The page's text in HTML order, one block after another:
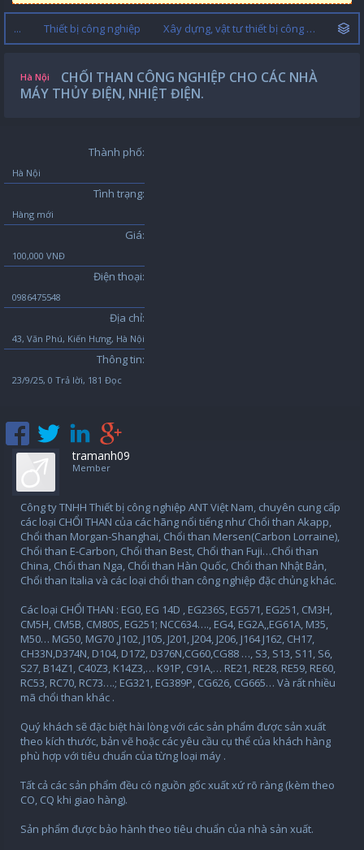
... Thiết bị công nghiệp Xây dựng, vật tư thiết bị công nghiệp
Hà Nội
CHỔI THAN CÔNG NGHIỆP CHO CÁC NHÀ
MÁY THỦY ĐIỆN, NHIỆT ĐIỆN.
Thành phố:
Hà Nội
Tình trạng:
Hàng mới
Giá:
100,000 VNĐ
Điện thoại:
0986475548
Địa chỉ:
43, Văn Phú, Kiến Hưng, Hà Nội
Thông tin:
23/9/25, 0 Trả lời, 181 Đọc
tramanh09
Member
Công ty TNHH Thiết bị công nghiệp ANT Việt Nam, chuyên cung cấp
các loại CHỔI THAN của các hãng nổi tiếng như Chổi than Akapp,
Chổi than Morgan-Shanghai, Chổi than Mersen(Carbon Lorraine),
Chổi than E-Carbon, Chổi than Best, Chổi than Fuji…Chổi than
China, Chổi than Nga, Chổi than Hàn Quốc, Chổi than Nhật Bản,
Chổi than Italia và các loại chổi than công nghiệp đặc chủng khác.
Các loại CHỔI THAN : EG0, EG 14D , EG236S, EG571, EG251, CM3H,
CM5H, CM5B, CM80S, EG251; NCC634…., EG4, EG2A,,EG61A, M35,
M50… MG50, MG70 ,J102, J105, J201, J204, J206, J164 J162, CH17,
CH33N,D374N, D104, D172, D376N,CG60,CG88 …, S3, S13, S11, S6,
S27, B14Z1, C40Z3, K14Z3,… K91P, C91A,… RE21, RE28, RE59, RE60,
RC53, RC70, RC73….; EG321, EG389P, CG626, CG665… Và rất nhiều
mã chổi than khác .
Quý khách sẽ đặc biệt hài lòng với các sản phẩm được sản xuất
theo kích thước, bản vẽ hoặc các yêu cầu cụ thể của khách hàng
phù hợp với tiêu chuẩn của từng loại máy .
Tất cả các sản phẩm đều có nguồn gốc xuất xứ rõ ràng (kèm theo
CO, CQ khi giao hàng).
Sản phẩm được bảo hành theo tiêu chuẩn của nhà sản xuất.